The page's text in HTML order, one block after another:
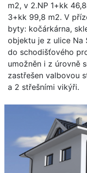
m2, v 2.NP 1+kk
3+kk 99,8 m2. V
byty: kočárkárna,
objektu je z ulice Na
do schodišťového
umožněn i z úrovně
zastřešen valbovou
a 2 střešními vikýři.